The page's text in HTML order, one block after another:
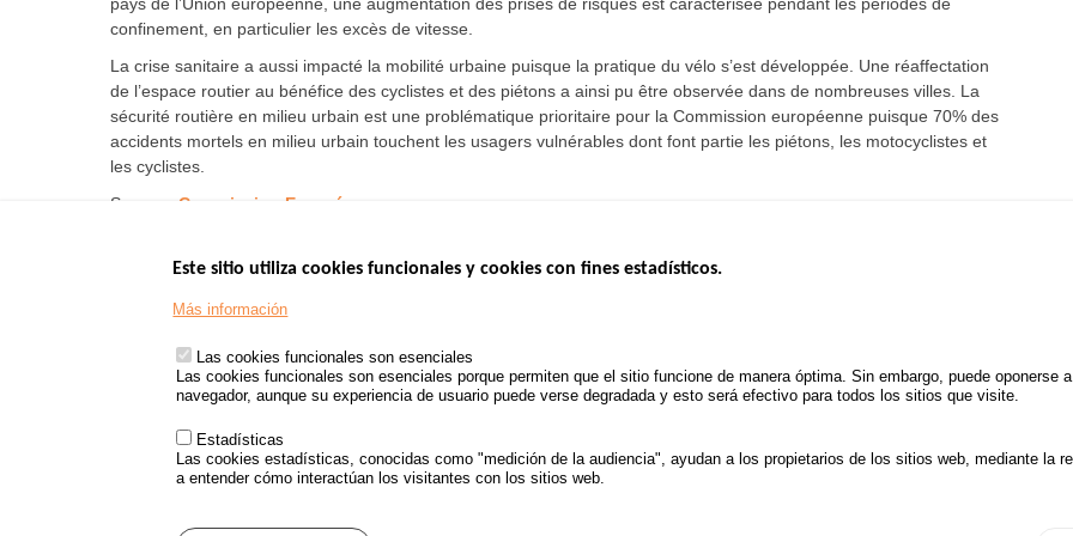
confinement, en particulier les excès de vitesse.
La crise sanitaire a aussi impacté la mobilité urbaine puisque la pratique du vélo s’est développée. Une réaffectation
de l’espace routier au bénéfice des cyclistes et des piétons a ainsi pu être observée dans de nombreuses villes. La
sécurité routière en milieu urbain est une problématique prioritaire pour la Commission européenne puisque 70% des
accidents mortels en milieu urbain touchent les usagers vulnérables dont font partie les piétons, les motocyclistes et
les cyclistes.
Source : Commission Européenne
www.gouvernement.gouv.fr
www.legifrance.gouv.fr
Informe anual de la delincuencia
DE ACCIDENTES DE TRÁFICO
POLÍTICA
Este sitio utiliza cookies funcionales y cookies con fines estadísticos.
Más información
Las cookies funcionales son esenciales
Las cookies funcionales son esenciales porque permiten que el sitio funcione de manera óptima. Sin embargo, puede oponerse
navegador, aunque su experiencia de usuario puede verse degradada y esto será efectivo para todos los sitios que visite.
Estadísticas
Las cookies estadísticas, conocidas como "medición de la audiencia", ayudan a los propietarios de los sitios web, mediante la
a entender cómo interactúan los visitantes con los sitios web.